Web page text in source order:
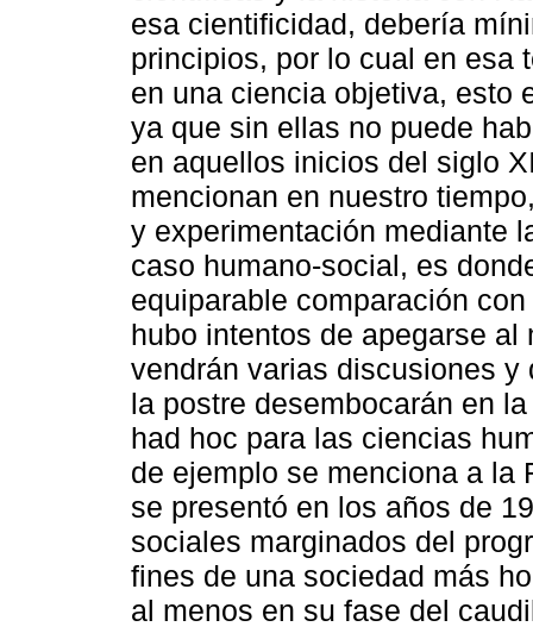
esa cientificidad, debería
principios, por lo cual en esa
en una ciencia objetiva, esto
ya que sin ellas no puede
en aquellos inicios del siglo
mencionan en nuestro
y experimentación mediante
caso humano-social, es
equiparable comparación
hubo intentos de apegarse
vendrán varias discusiones
la postre desembocarán en
had hoc para las ciencias
de ejemplo se menciona a la
se presentó en los años de
sociales marginados del
fines de una sociedad más
al menos en su fase del